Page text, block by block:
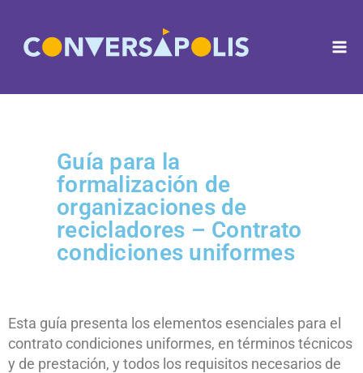
Guía para la
formalización de
organizaciones de
recicladores – Contrato
condiciones uniformes
Esta guía presenta los elementos esenciales para el
contrato condiciones uniformes, en términos técnicos
y de prestación, y todos los requisitos necesarios de